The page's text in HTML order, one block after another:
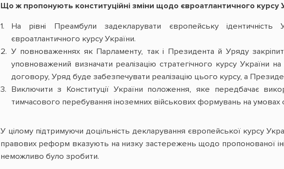
Що ж пропонують конституційні зміни щодо євроатлантичного курсу
На рівні Преамбули задекларувати європейську
євроатлантичного курсу України.
У повноваженнях як Парламенту, так і Президента й Уряду
уповноважений визначати реалізацію стратегічного курсу України
договору, Уряд буде забезпечувати реалізацію цього курсу, а
Виключити з Конституції України положення, яке передбачає
тимчасового перебування іноземних військових формувань на
У цілому підтримуючи доцільність декларування європейської курсу
правових реформ вказують на низку застережень щодо пропонованої
неможливо було зробити.